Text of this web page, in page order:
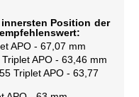
Position der
APO - 67,07 mm
APO - 63,46 mm
Triplet APO - 63,77